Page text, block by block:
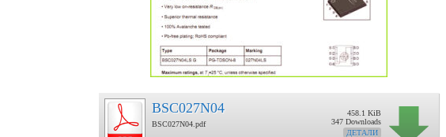
BSC027N04
BSC027N04.pdf
458.1 KiB
347 Downloads
ДЕТАЛИ